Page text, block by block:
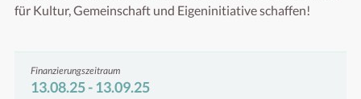
für Kultur, Gemeinschaft und Eigeninitiative schaffen!
Finanzierungszeitraum
13.08.25 - 13.09.25